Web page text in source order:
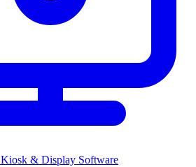
Kiosk & Display Software